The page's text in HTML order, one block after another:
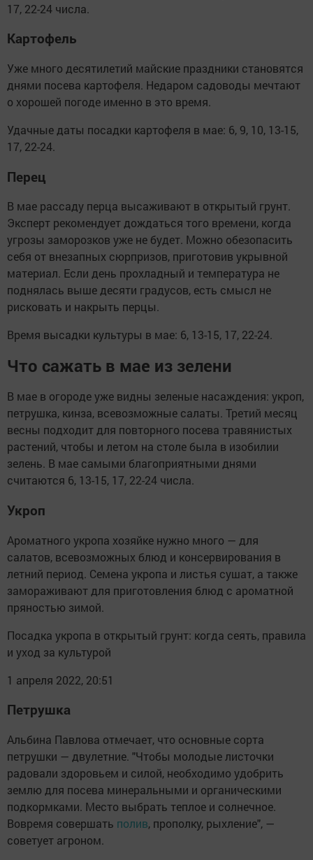
17, 22-24 числа.
Картофель
Уже много десятилетий майские праздники становятся
днями посева картофеля. Недаром садоводы мечтают
о хорошей погоде именно в это время.
Удачные даты посадки картофеля в мае: 6, 9, 10, 13-15,
17, 22-24.
Перец
В мае рассаду перца высаживают в открытый грунт.
Эксперт рекомендует дождаться того времени, когда
угрозы заморозков уже не будет. Можно обезопасить
себя от внезапных сюрпризов, приготовив укрывной
материал. Если день прохладный и температура не
поднялась выше десяти градусов, есть смысл не
рисковать и накрыть перцы.
Время высадки культуры в мае: 6, 13-15, 17, 22-24.
Что сажать в мае из зелени
В мае в огороде уже видны зеленые насаждения: укроп,
петрушка, кинза, всевозможные салаты. Третий месяц
весны подходит для повторного посева травянистых
растений, чтобы и летом на столе была в изобилии
зелень. В мае самыми благоприятными днями
считаются 6, 13-15, 17, 22-24 числа.
Укроп
Ароматного укропа хозяйке нужно много — для
салатов, всевозможных блюд и консервирования в
летний период. Семена укропа и листья сушат, а также
замораживают для приготовления блюд с ароматной
пряностью зимой.
Посадка укропа в открытый грунт: когда сеять, правила
и уход за культурой
1 апреля 2022, 20:51
Петрушка
Альбина Павлова отмечает, что основные сорта
петрушки — двулетние. "Чтобы молодые листочки
радовали здоровьем и силой, необходимо удобрить
землю для посева минеральными и органическими
подкормками. Место выбрать теплое и солнечное.
Вовремя совершать полив, прополку, рыхление", —
советует агроном.